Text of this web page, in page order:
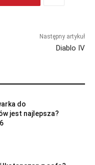
Następny artykuł
Diablo IV
do
jest najlepsza?